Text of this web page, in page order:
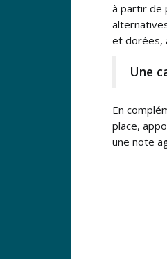
à partir de
et dorées,
Une
En
place,
une note